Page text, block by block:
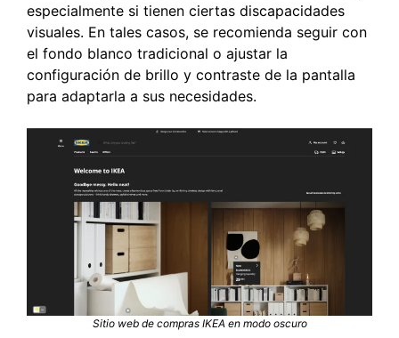
especialmente si tienen ciertas discapacidades
visuales. En tales casos, se recomienda seguir con
el fondo blanco tradicional o ajustar la
configuración de brillo y contraste de la pantalla
para adaptarla a sus necesidades.
Sitio web de compras IKEA en modo oscuro